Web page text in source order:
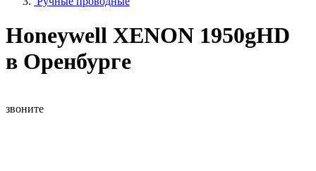
Honeywell XENON 1950gHD
в Оренбурге
звоните